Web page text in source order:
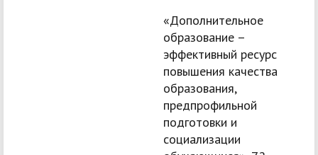
«Дополнительное
образование –
эффективный ресурс
повышения качества
образования,
предпрофильной
подготовки и
социализации